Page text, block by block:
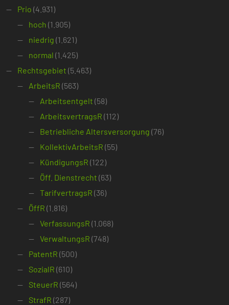
Prio (4.931)
hoch (1.905)
niedrig (1.621)
normal (1.425)
Rechtsgebiet (5.463)
ArbeitsR (563)
Arbeitsentgelt (58)
ArbeitsvertragsR (112)
Betriebliche Altersversorgung (76)
KollektivArbeitsR (55)
KündigungsR (122)
Öff. Dienstrecht (63)
TarifvertragsR (36)
ÖffR (1.816)
VerfassungsR (1.068)
VerwaltungsR (748)
PatentR (500)
SozialR (610)
SteuerR (564)
StrafR (287)